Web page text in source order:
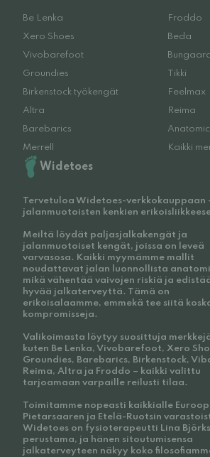
Be Lenka
Froddo
Xero Shoes
Beda
Vivobarefoot
Bungaard
Groundies
Tikki
Birkenstock työkengät
Feelmax
Altra
Reima
Barebarics
Anatomic
Merrell
Kaikki
Widetoes
Tervetuloa Widetoes-verkkokauppaan
jalanmuotoisten kenkien
Meiltä löydät paljasjalkakengät ja
jalanmuotoiset kengät, joissa on leveä
varvasosa. Kaikki myymämme mallit
noudattavat jalan luonnollista
mikä vähentää vaivojen riskiä ja
hyvää jalkaterveyttä. Tämä on
erikoisalaamme, emmekä tee siitä
kompromisseja.
Valikoimasta löytyy suosittuja
kuten Be Lenka, Vivobarefoot, Xero
Groundies, Barebarics, Birkenstock,
Reima, Altra ja Froddo – kaikki valittu
tarjoamaan varpaille reilusti tilaa.
Toimitamme nopeasti kaikkialle
Pietarsaaren ja Etelä-Ruotsin
Widetoes on fysioterapeutti Lina
perustama, ja hänen sitoutumisensa
jalkaterveyteen näkyy koko